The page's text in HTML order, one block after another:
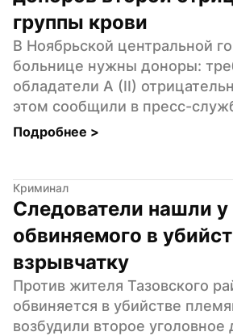
группы крови
В Ноябрьской центральной
больнице нужны доноры:
обладатели A (II)
этом сообщили в пресс-
Подробнее >
Криминал
Следователи нашли у
обвиняемого в
взрывчатку
Против жителя Тазовского
обвиняется в убийстве
возбудили второе уголовное